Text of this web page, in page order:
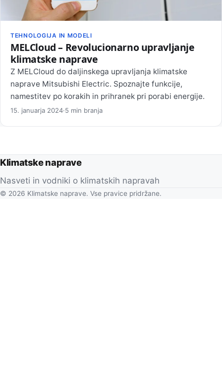
TEHNOLOGIJA IN MODELI
MELCloud – Revolucionarno upravljanje
klimatske naprave
Z MELCloud do daljinskega upravljanja klimatske
naprave Mitsubishi Electric. Spoznajte funkcije,
namestitev po korakih in prihranek pri porabi energije.
15. januarja 2024·5 min branja
Klimatske naprave
Nasveti in vodniki o klimatskih napravah
© 2026 Klimatske naprave. Vse pravice pridržane.